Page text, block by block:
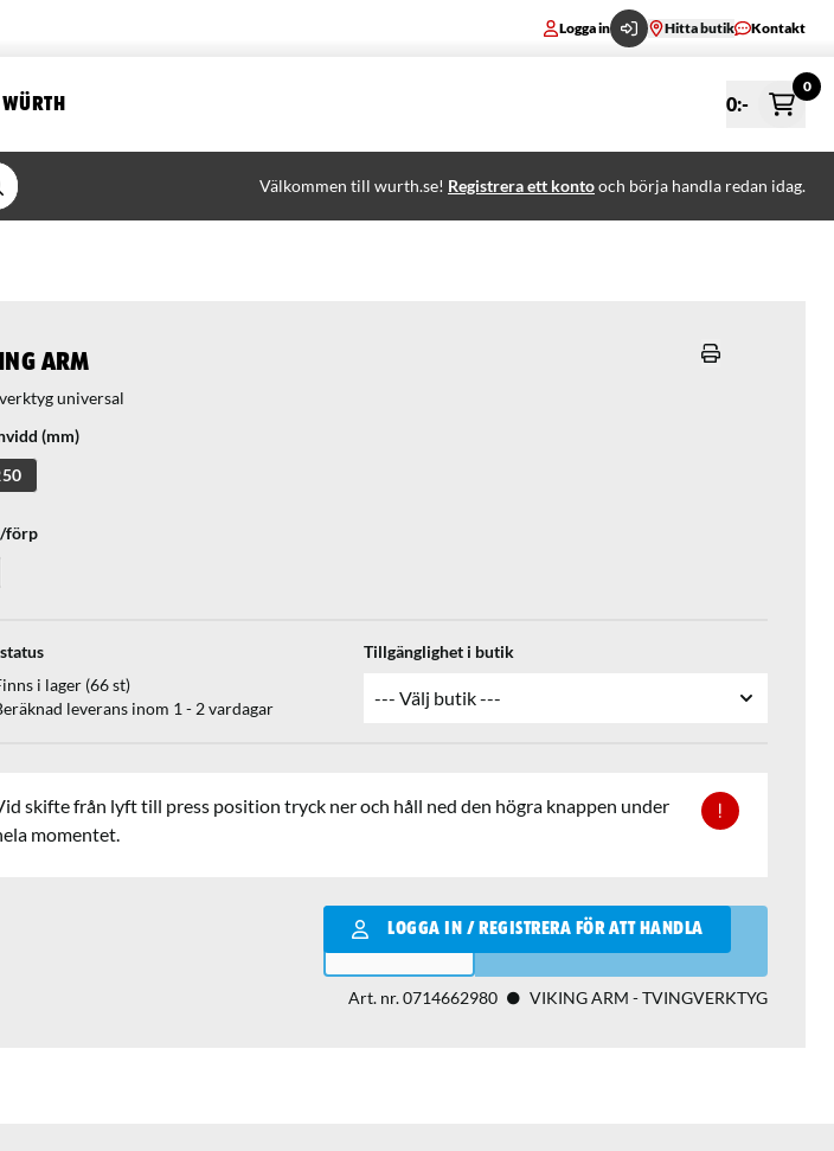
Logga in Hitta butik Kontakt
0:-
0
Välkommen till wurth.se! Registrera ett kontooch börja handla redan idag.
arm
universal
(mm)
förp
i lager (66 st)
leverans inom 1 - 2 vardagar
Tillgänglighet i butik
skifte från lyft till press position tryck ner och håll ned den högra knappen under
momentet.
LOGGA IN / REGISTRERA FÖR ATT HANDLA
Qantity
LÄGG I VARUKORGEN
Art. nr.0714662980 VIKING ARM - TVINGVERKTYG